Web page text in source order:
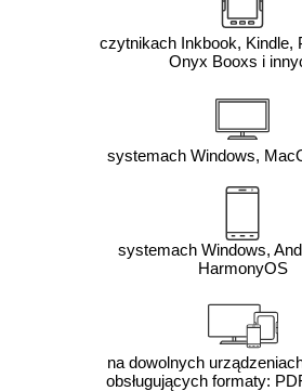
czytnikach Inkbook, Kindle,
Onyx Booxs i
systemach Windows,
systemach Windows,
HarmonyOS
na dowolnych
obsługujących formaty: